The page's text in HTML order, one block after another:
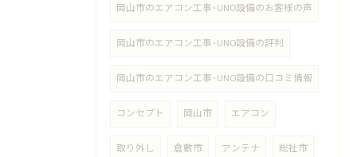
岡山市のエアコン工事･UNO設備のお客様の声
岡山市のエアコン工事･UNO設備の評判
岡山市のエアコン工事･UNO設備の口コミ情報
コンセプト 岡山市 エアコン
取り外し 倉敷市 アンテナ 総社市